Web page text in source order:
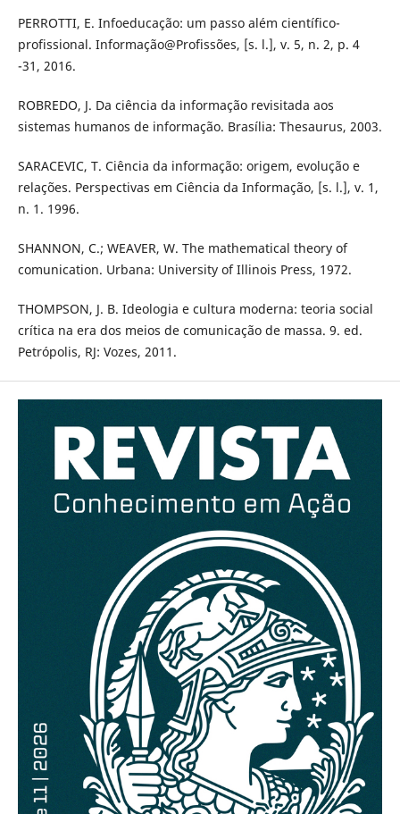
PERROTTI, E. Infoeducação: um passo além científico-
profissional. Informação@Profissões, [s. l.], v. 5, n. 2, p. 4
-31, 2016.
ROBREDO, J. Da ciência da informação revisitada aos
sistemas humanos de informação. Brasília: Thesaurus, 2003.
SARACEVIC, T. Ciência da informação: origem, evolução e
relações. Perspectivas em Ciência da Informação, [s. l.], v. 1,
n. 1. 1996.
SHANNON, C.; WEAVER, W. The mathematical theory of
comunication. Urbana: University of Illinois Press, 1972.
THOMPSON, J. B. Ideologia e cultura moderna: teoria social
crítica na era dos meios de comunicação de massa. 9. ed.
Petrópolis, RJ: Vozes, 2011.